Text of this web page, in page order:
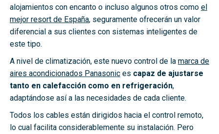
alojamientos con encanto o incluso algunos otros como el
mejor resort de España, seguramente ofrecerán un valor
diferencial a sus clientes con sistemas inteligentes de
este tipo.
A nivel de climatización, este nuevo control de la marca de
aires acondicionados Panasonic es capaz de ajustarse
tanto en calefacción como en refrigeración,
adaptándose así a las necesidades de cada cliente.
Todos los cables están dirigidos hacia el control remoto,
lo cual facilita considerablemente su instalación. Pero